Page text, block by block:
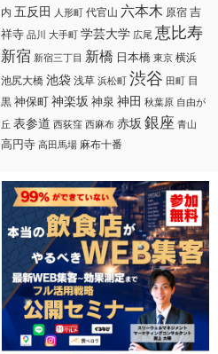
内 五反田 人形町 代官山 六本木 原宿 吉
祥寺 品川 大手町 学芸大学 広尾 恵比寿
新宿 新宿三丁目 新橋 日本橋 東京 横浜
池尻大橋 池袋浅草 浜松町 渋谷 田町 目
黒神保町神楽坂 神泉 神田 秋葉原 自由が
丘 表参道 西荻窪 西麻布 赤坂 銀座 青山
高円寺 高田馬場 麻布十番